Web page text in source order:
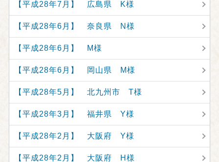
【平成28年7月】 広島県 K様
【平成28年6月】 奈良県 N様
【平成28年6月】 M様
【平成28年6月】 岡山県 M様
【平成28年5月】 北九州市 T様
【平成28年3月】 福井県 Y様
【平成28年2月】 大阪府 Y様
【平成28年2月】 大阪府 H様